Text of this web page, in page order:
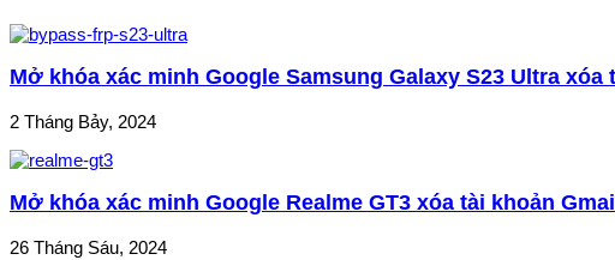
Mở khóa xác minh Google Samsung Galaxy S23 Ultra xóa
2 Tháng Bảy, 2024
Mở khóa xác minh Google Realme GT3 xóa tài khoản Gmail
26 Tháng Sáu, 2024